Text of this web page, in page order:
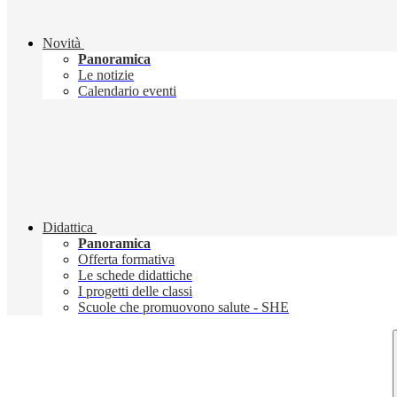
Novità
Panoramica
Le notizie
Calendario eventi
Didattica
Panoramica
Offerta formativa
Le schede didattiche
I progetti delle classi
Scuole che promuovono salute - SHE